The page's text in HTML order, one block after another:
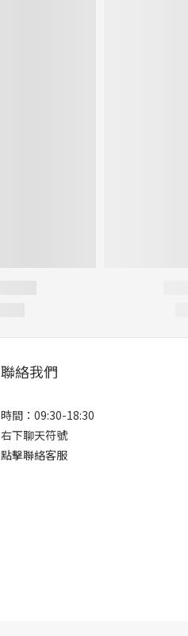
聯絡我們
時間：09:30-18:30
右下聊天符號
點擊聯絡客服